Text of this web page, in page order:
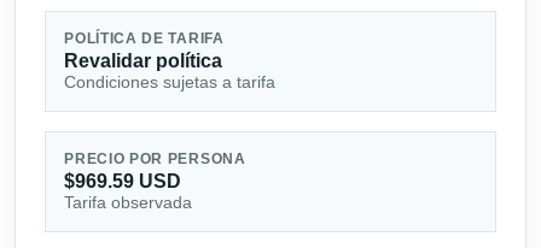
POLÍTICA DE TARIFA
Revalidar política
Condiciones sujetas a tarifa
PRECIO POR PERSONA
$969.59 USD
Tarifa observada